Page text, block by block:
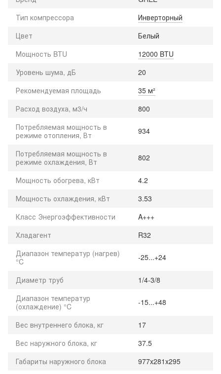
Тип компрессора
Инверторный
Цвет
Белый
Мощность BTU
12000 BTU
Уровень шума, дБ
20
Рекомендуемая площадь
35 м²
Расход воздуха, м3/ч
800
Потребляемая мощность в
режиме отопления, Вт
934
Потребляемая мощность в
режиме охлаждения, Вт
802
Мощность обогрева, кВт
4.2
Мощность охлаждения, кВт
3.53
Класс Энергоэффективности
A+++
Хладагент
R32
Диапазон температур (нагрев)
°C
-25...+24
Диаметр труб
1/4-3/8
Диапазон температур
(охлаждение) °C
-15...+48
Вес внутреннего блока, кг
17
Вес наружного блока, кг
37.5
Габариты наружного блока
977x281x295